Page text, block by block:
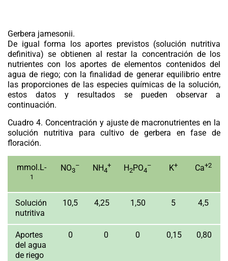
Gerbera jamesonii.
De igual forma los aportes previstos (solución nutritiva
definitiva) se obtienen al restar la concentración de los
nutrientes con los aportes de elementos contenidos del
agua de riego; con la finalidad de generar equilibrio entre
las proporciones de las especies químicas de la solución,
estos datos y resultados se pueden observar a
continuación.
Cuadro 4. Concentración y ajuste de macronutrientes en la
solución nutritiva para cultivo de gerbera en fase de
floración.
mmol.L-
1
NO3
– NH4
+ H2PO4
– K+ Ca+2
Solución
nutritiva
10,5 4,25 1,50 5 4,5
Aportes
del agua
de riego
0 0 0 0,15
0,80